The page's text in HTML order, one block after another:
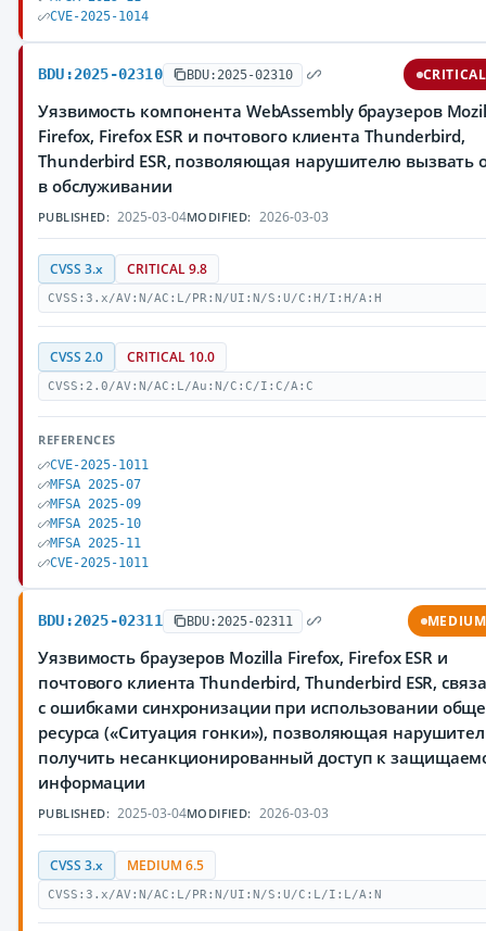
CVE-2025-1014
BDU:2025-02310 BDU:2025-02310 CRITICAL
Уязвимость компонента WebAssembly браузеров
Firefox, Firefox ESR и почтового клиента Thunderbird,
Thunderbird ESR, позволяющая нарушителю вызвать
в обслуживании
PUBLISHED: 2025-03-04MODIFIED: 2026-03-03
CVSS 3.x CRITICAL 9.8
CVSS:3.x/AV:N/AC:L/PR:N/UI:N/S:U/C:H/I:H/A:H
CVSS 2.0 CRITICAL 10.0
CVSS:2.0/AV:N/AC:L/Au:N/C:C/I:C/A:C
REFERENCES
CVE-2025-1011
MFSA 2025-07
MFSA 2025-09
MFSA 2025-10
MFSA 2025-11
CVE-2025-1011
BDU:2025-02311 BDU:2025-02311 MEDIUM
Уязвимость браузеров Mozilla Firefox, Firefox ESR и
почтового клиента Thunderbird, Thunderbird ESR,
с ошибками синхронизации при использовании
ресурса («Ситуация гонки»), позволяющая
получить несанкционированный доступ к
информации
PUBLISHED: 2025-03-04MODIFIED: 2026-03-03
CVSS 3.x MEDIUM 6.5
CVSS:3.x/AV:N/AC:L/PR:N/UI:N/S:U/C:L/I:L/A:N